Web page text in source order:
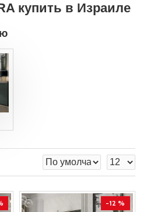
купить в Израиле
-12 %